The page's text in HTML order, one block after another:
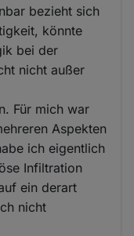
bezieht sich
könnte
bei der
nicht außer
Für mich war
Aspekten
ich eigentlich
Infiltration
ein derart
nicht